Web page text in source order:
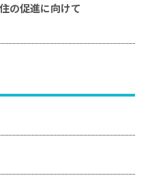
の促進に向けて